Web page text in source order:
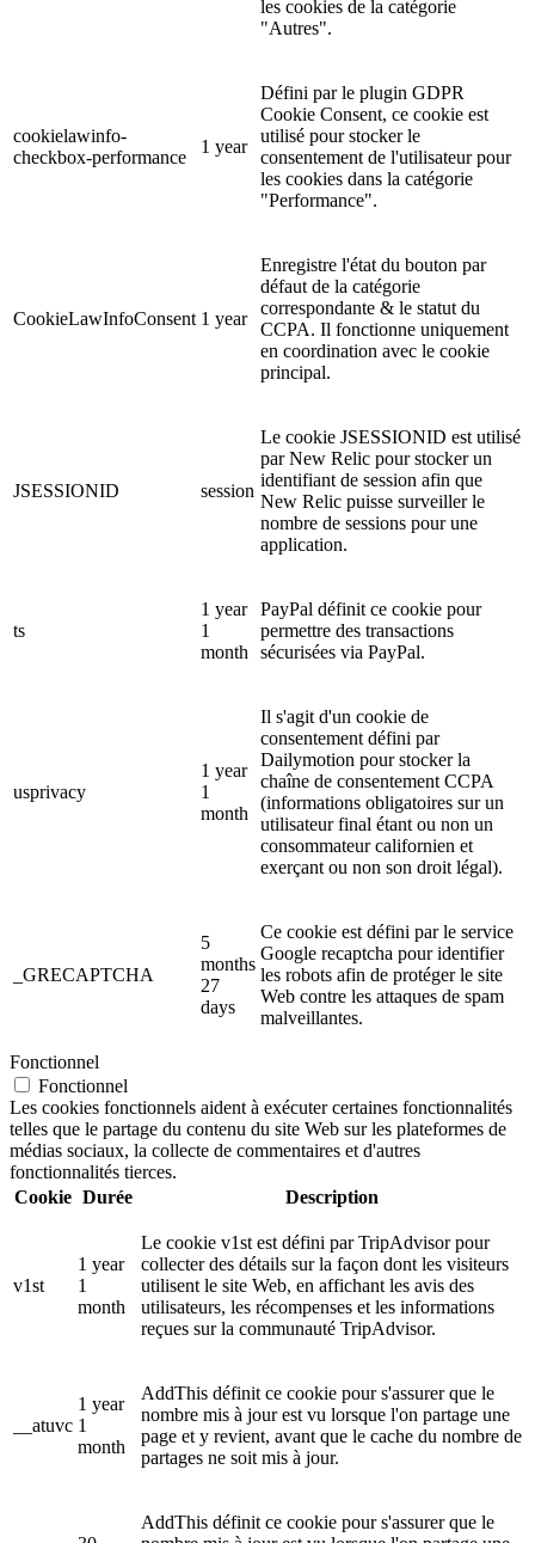
les cookies de la catégorie
"Autres".
cookielawinfo-
checkbox-performance
1 year
Défini par le plugin GDPR
Cookie Consent, ce cookie est
utilisé pour stocker le
consentement de l'utilisateur pour
les cookies dans la catégorie
"Performance".
CookieLawInfoConsent 1 year
Enregistre l'état du bouton par
défaut de la catégorie
correspondante & le statut du
CCPA. Il fonctionne uniquement
en coordination avec le cookie
principal.
JSESSIONID session
Le cookie JSESSIONID est utilisé
par New Relic pour stocker un
identifiant de session afin que
New Relic puisse surveiller le
nombre de sessions pour une
application.
ts
1 year
1
month
PayPal définit ce cookie pour
permettre des transactions
sécurisées via PayPal.
usprivacy
1 year
1
month
Il s'agit d'un cookie de
consentement défini par
Dailymotion pour stocker la
chaîne de consentement CCPA
(informations obligatoires sur un
utilisateur final étant ou non un
consommateur californien et
exerçant ou non son droit légal).
_GRECAPTCHA
5
months
27
days
Ce cookie est défini par le service
Google recaptcha pour identifier
les robots afin de protéger le site
Web contre les attaques de spam
malveillantes.
Fonctionnel
Fonctionnel
Les cookies fonctionnels aident à exécuter certaines fonctionnalités
telles que le partage du contenu du site Web sur les plateformes de
médias sociaux, la collecte de commentaires et d'autres
fonctionnalités tierces.
Cookie Durée Description
v1st
1 year
1
month
Le cookie v1st est défini par TripAdvisor pour
collecter des détails sur la façon dont les visiteurs
utilisent le site Web, en affichant les avis des
utilisateurs, les récompenses et les informations
reçues sur la communauté TripAdvisor.
__atuvc
1 year
1
month
AddThis définit ce cookie pour s'assurer que le
nombre mis à jour est vu lorsque l'on partage une
page et y revient, avant que le cache du nombre de
partages ne soit mis à jour.
AddThis définit ce cookie pour s'assurer que le